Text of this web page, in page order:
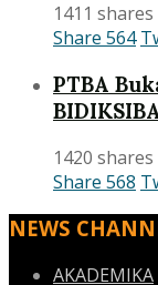
1411 shares
Share 564
PTBA
1420 shares
Share 568
NEWS
AKADEMIKA